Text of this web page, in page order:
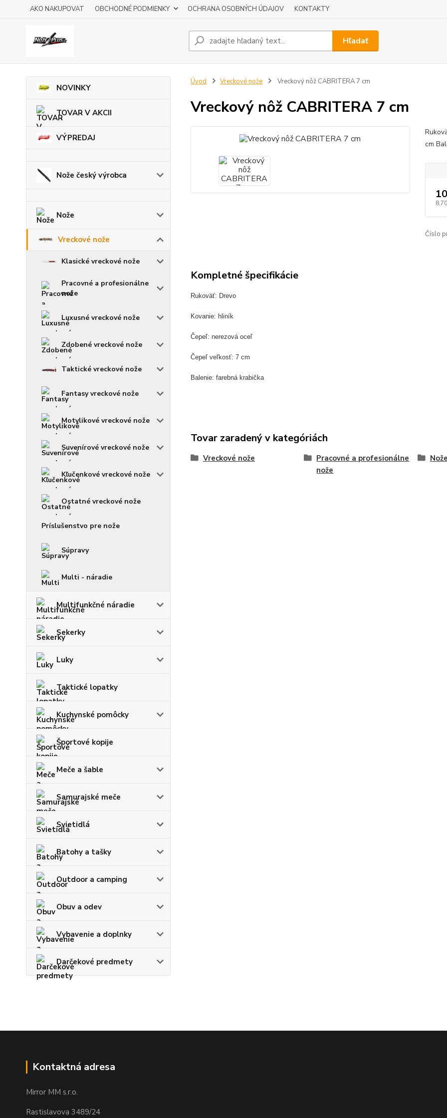
AKO NAKUPOVAT OBCHODNÉ PODMIENKY OCHRANA OSOBNÝCH ÚDAJOV KONTAKTY
Hľadať
NOVINKY
TOVAR V AKCII
VÝPREDAJ
Nože český výrobca
Nože
Vreckové nože
Klasické vreckové nože
Pracovné a profesionálne
nože
Luxusné vreckové nože
Zdobené vreckové nože
Taktické vreckové nože
Fantasy vreckové nože
Motylikové vreckové nože
Suvenírové vreckové nože
Kľučenkové vreckové nože
Ostatné vreckové nože
Príslušenstvo pre nože
Súpravy
Multi - náradie
Multifunkčné náradie
Sekerky
Luky
Taktické lopatky
Kuchynské pomôcky
Športové kopije
Meče a šable
Samurajské meče
Svietidlá
Batohy a tašky
Outdoor a camping
Obuv a odev
Vybavenie a doplnky
Darčekové predmety
Úvod Vreckové nože Vreckový nôž CABRITERA 7 cm
Vreckový nôž CABRITERA 7 cm
cm
Číslo
Kompletné špecifikácie
Rukoväť: Drevo
Kovanie: hliník
Čepeľ: nerezová oceľ
Čepeľ veľkosť: 7 cm
Balenie: farebná krabička
Tovar zaradený v kategóriách
Vreckové nože
Pracovné a profesionálne
nože
Kontaktná adresa
Mirror MM s.r.o.
Rastislavova 3489/24